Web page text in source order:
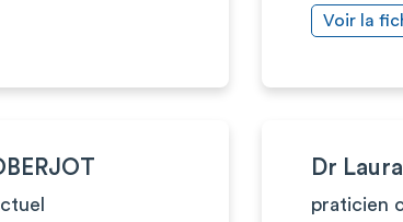
Voir la
Dr
praticien